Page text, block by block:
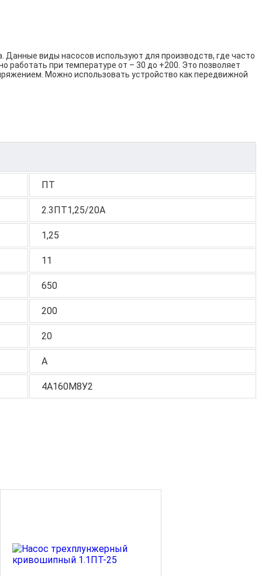
Данные виды насосов используют для производств, где часто
при температуре от – 30 до +200. Это позволяет
Можно использовать устройство как передвижной
ПТ
2.3ПТ1,25/20А
1,25
11
650
200
20
А
4А160М8У2